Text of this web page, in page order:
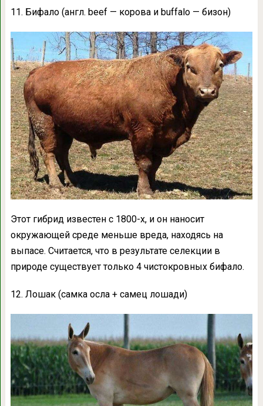
11. Бифало (англ. beef — корова и buffalo — бизон)
Этот гибрид известен с 1800-х, и он наносит
окружающей среде меньше вреда, находясь на
выпасе. Считается, что в результате селекции в
природе существует только 4 чистокровных бифало.
12. Лошак (самка осла + самец лошади)